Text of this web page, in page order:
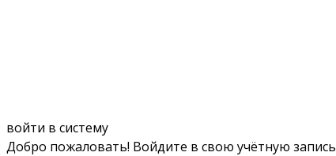
войти в систему
Добро пожаловать! Войдите в свою учётную запись